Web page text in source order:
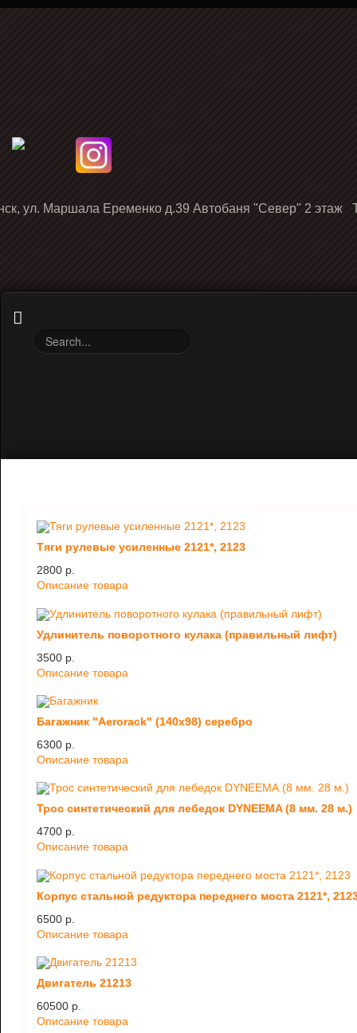
ул. Маршала Еременко д.39 Автобаня "Север" 2 этаж
Тяги рулевые усиленные 2121*, 2123
2800 p.
Описание товара
Удлинитель поворотного кулака (правильный лифт)
3500 p.
Описание товара
Багажник "Aerorack" (140х98) серебро
6300 p.
Описание товара
Трос синтетический для лебедок DYNEEMA (8 мм. 28 м.)
4700 p.
Описание товара
Корпус стальной редуктора переднего моста 2121*,
6500 p.
Описание товара
Двигатель 21213
60500 p.
Описание товара